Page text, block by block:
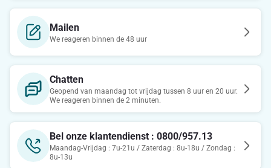
Mailen
We reageren binnen de 48 uur
Chatten
Geopend van maandag tot vrijdag tussen 8 uur en 20 uur.
We reageren binnen de 2 minuten.
Bel onze klantendienst : 0800/957.13
Maandag-Vrijdag : 7u-21u / Zaterdag : 8u-18u / Zondag :
8u-13u